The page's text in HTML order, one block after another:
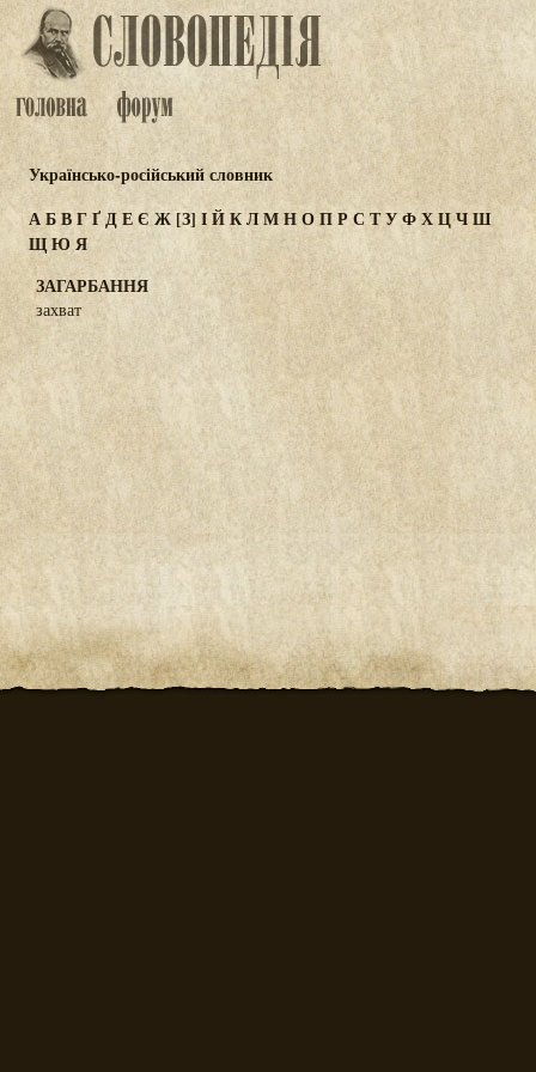
Українсько-російський словник
АБВГҐДЕЄ Ж[З] ІЙКЛМНОПР С ТУФХЦЧШ
ЩЮ Я
ЗАГАРБАННЯ
захват